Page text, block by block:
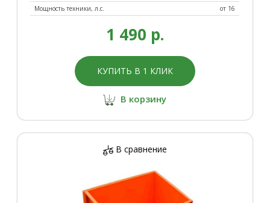
Мощность техники, л.с.
от 16
1 490 р.
КУПИТЬ В 1 КЛИК
В корзину
В сравнение